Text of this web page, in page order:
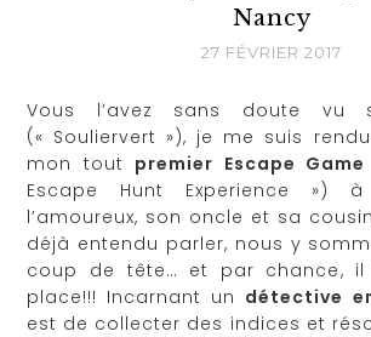
Nancy
27 FÉVRIER 2017
Vous l’avez sans doute vu
(« Souliervert »), je me suis
mon tout premier Escape Game
Escape Hunt Experience »)
l’amoureux, son oncle et sa
déjà entendu parler, nous y
coup de tête… et par chance,
place!!! Incarnant un détective
est de collecter des indices et